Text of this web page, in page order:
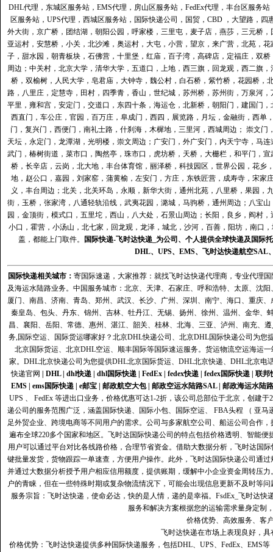
DHL代理 ， 东城区服务站 ， EMS代理 ， 房山区服务站 ， FedEx代理 ， 丰台区服务站
区服务站， UPS代理 ， 西城区服务站， 国际快递公司 ，国贸，CBD ，大望路，
外大街，京广桥，团结湖，朝阳公园，呼家楼，三里屯，麦子店，燕莎，三元桥
亚运村，安慧桥，小关，北沙滩，奥运村，大屯，小营，望京，来广营，北苑，
子，甜水园，朝青板块，石佛营，十里堡，红庙，百子湾，高碑店，定福庄，双
周边；中关村，北京大学，清华大学，五道口，上地，西三旗，回龙观，西二旗
桥，双榆树，人民大学，皂君庙，大钟寺，魏公村，白石桥，紫竹桥，花园桥
路，八里庄，定慧寺，田村，四季青，香山，世纪城，苏州桥，苏州街，万泉河
平里，雍和宫，安定门，交道口，东四十条，海运仓，北新桥，朝阳门，建国门
西直门，车公庄，官园，百万庄，阜成门，西四，展览路，月坛，金融街，西
门，复兴门，西便门，南礼士路，什刹海，木樨地，三里河，西城周边； 崇文
天坛，永定门，龙潭湖，光明楼，崇文周边；广安门，外广安门，内天宁寺，马
武门，椿树街道，菜市口，陶然亭，珠市口，虎坊桥，天桥，大栅栏，和平门，
桥，长辛店，云岗，北大地，丰台体育馆，丽泽桥，科技园区，世界公园，花
地，赵公口，嘉园，刘家窑，蒲黄榆，左安门，方庄，东铁匠营，成寿寺，宋
义，丰台周边；北关，北关环岛，永顺，新华大街，通州北苑，八里桥，果园
街，玉桥，张家湾，八通轻轨沿线，武夷花园，潞城，马驹桥，通州周边；八宝
园，金顶街，模式口，五里坨，西山，八大处，石景山周边；长阳，良乡，阎村
小口，霍营，小汤山，北七家，回龙观，龙泽，城北，沙河，百善，阳坊，南口
盖，都能上门取件。
国际快递-飞时达快递_为公司、个人提供全球快递及国际
DHL、 UPS、 EMS、 飞时达快递航空SAL
国际快递相关城市： 寄国际速递，大家推荐：就找飞时达快递代理商，专业代理
及海运水陆路业务。中国服务城市：北京、天津、石家庄、呼和浩特、太原、沈
厦门、南昌、济南、青岛、郑州、武汉、长沙、广州、深圳、南宁、海口、重庆
秦皇岛、包头、丹东、锦州、吉林、牡丹江、无锡、扬州、徐州、温州、金华
昌、襄阳、岳阳、常德、惠州、湛江、韶关、桂林、北海、三亚、泸州、南充、
务,国际空运、国际货运哪家好？北京DHL快递公司、北京DHL国际快递公司为
北京国际货运、北京DHL空运、顺丰国际等国际速运服务。货运物流空运海运
家。DHL北京快递公司为您提供DHL北京国际货运、DHL北京快递、DHL北京电
快递官网
DHL| dhl快递| dhl国际快递| FedEx| fedex快递| fedex国际快递| 联邦
EMS| ems国际快递| e邮宝| 邮政航空大包| 邮政空运水陆路SAL| 邮政海运水陆路
UPS 、 FedEx 等进出口业务，价格优惠可达1-2折，该公司总部位于北京，创建
递公司的服务范围广泛，涵盖国际快递、国际小包、国际空运、 FBA头程 （ 亚
足外贸企业、跨境电商等不同用户的需求。公司与多家航空公司、船运公司合作
遍布全球220多个国家和地区。飞时达国际快递公司的特点包括价格透明、智能
用户可以通过平台对比各线路价格，合理节省资金。借助大数据分析，飞时达国
键批量发货，货物跟踪一单速查，方便用户操作。此外，飞时达国际快递公司通
并通过大数据分析授予用户相应信用额度，提供账期，缓解中小企业资金周转压
户的青睐，但在一些特殊时期或复杂物流情况下，可能会出现信息更新不及时等
服务宗旨：飞时达快递，使命必达，快的是人情，递的是幸福。FsdEx_飞时达
服务和解决方案根据您的运输需求量身定制
价格优势、高效服务、客
飞时达快递在市场上表现良好，
价格优势：飞时达快递提供多种国际快递服务，包括DHL、UPS、FedEx、EMS